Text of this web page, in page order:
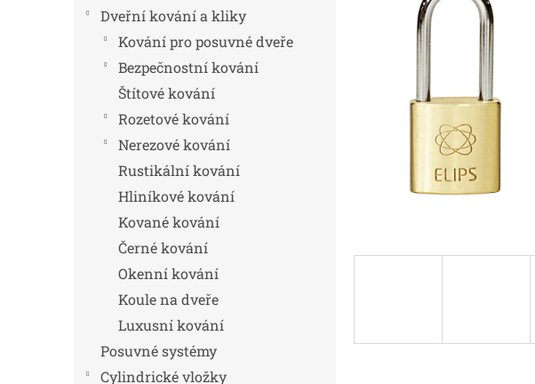
Dveřní kování a kliky
Kování pro posuvné dveře
Bezpečnostní kování
Štítové kování
Rozetové kování
Nerezové kování
Rustikální kování
Hliníkové kování
Kované kování
Černé kování
Okenní kování
Koule na dveře
Luxusní kování
Posuvné systémy
Cylindrické vložky